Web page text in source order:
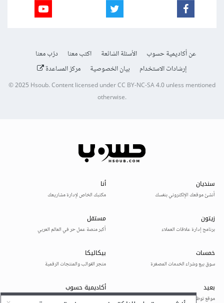
عن أكاديمية حسوب الأسئلة الشائعة اكتب معنا
درّب معنا
إرشادات الاستخدام
بيان الخصوصية مركز المساعدة
© 2025Hsoub.Content licensed underCC BY-NC-SA 4.0unless mentioned
otherwise.